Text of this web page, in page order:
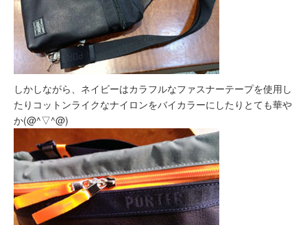
しかしながら、ネイビーはカラフルなファスナーテープを使用し
たりコットンライクなナイロンをバイカラーにしたりとても華や
か(@^▽^@)